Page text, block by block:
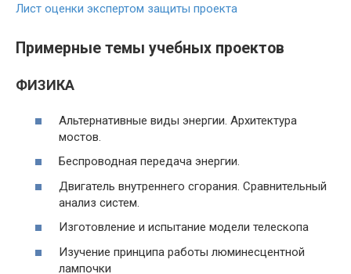
Лист оценки экспертом защиты проекта
Примерные темы учебных проектов
ФИЗИКА
Альтернативные виды энергии. Архитектура
мостов.
Беспроводная передача энергии.
Двигатель внутреннего сгорания. Сравнительный
анализ систем.
Изготовление и испытание модели телескопа
Изучение принципа работы люминесцентной
лампочки